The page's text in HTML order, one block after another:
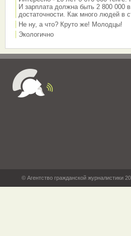
И зарплата должна быть 2 800 000
достаточности. Как много людей в
Не ну, а что? Круто же! Молодцы!
Экологично
© Агентство гражданской